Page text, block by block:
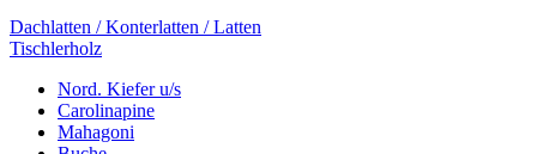
Dachlatten / Konterlatten / Latten
Tischlerholz
Nord. Kiefer u/s
Carolinapine
Mahagoni